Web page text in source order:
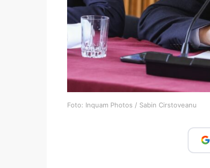
Foto: Inquam Photos / Sabin Cirstoveanu